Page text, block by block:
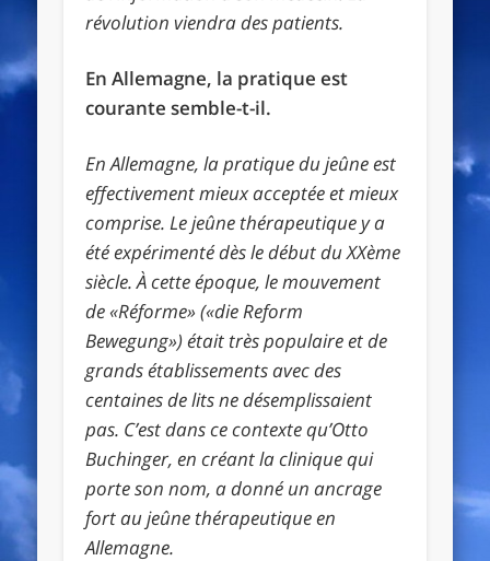
révolution viendra des patients.
En Allemagne, la pratique est
courante semble-t-il.
En Allemagne, la pratique du jeûne est
effectivement mieux acceptée et mieux
comprise. Le jeûne thérapeutique y a
été expérimenté dès le début du XXème
siècle. À cette époque, le mouvement
de «Réforme» («die Reform
Bewegung») était très populaire et de
grands établissements avec des
centaines de lits ne désemplissaient
pas. C’est dans ce contexte qu’Otto
Buchinger, en créant la clinique qui
porte son nom, a donné un ancrage
fort au jeûne thérapeutique en
Allemagne.